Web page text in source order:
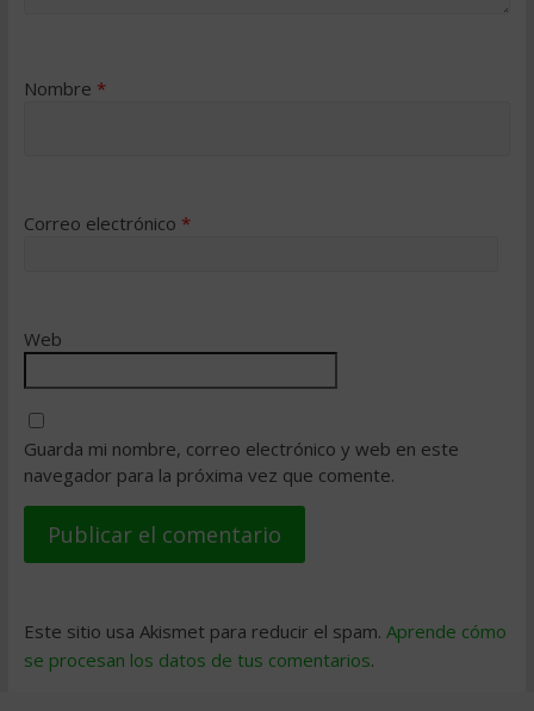
Nombre *
Correo electrónico *
Web
Guarda mi nombre, correo electrónico y web en este
navegador para la próxima vez que comente.
Este sitio usa Akismet para reducir el spam. Aprende cómo
se procesan los datos de tus comentarios.